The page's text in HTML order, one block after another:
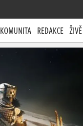
KOMUNITA REDAKCE ŽIVĚ